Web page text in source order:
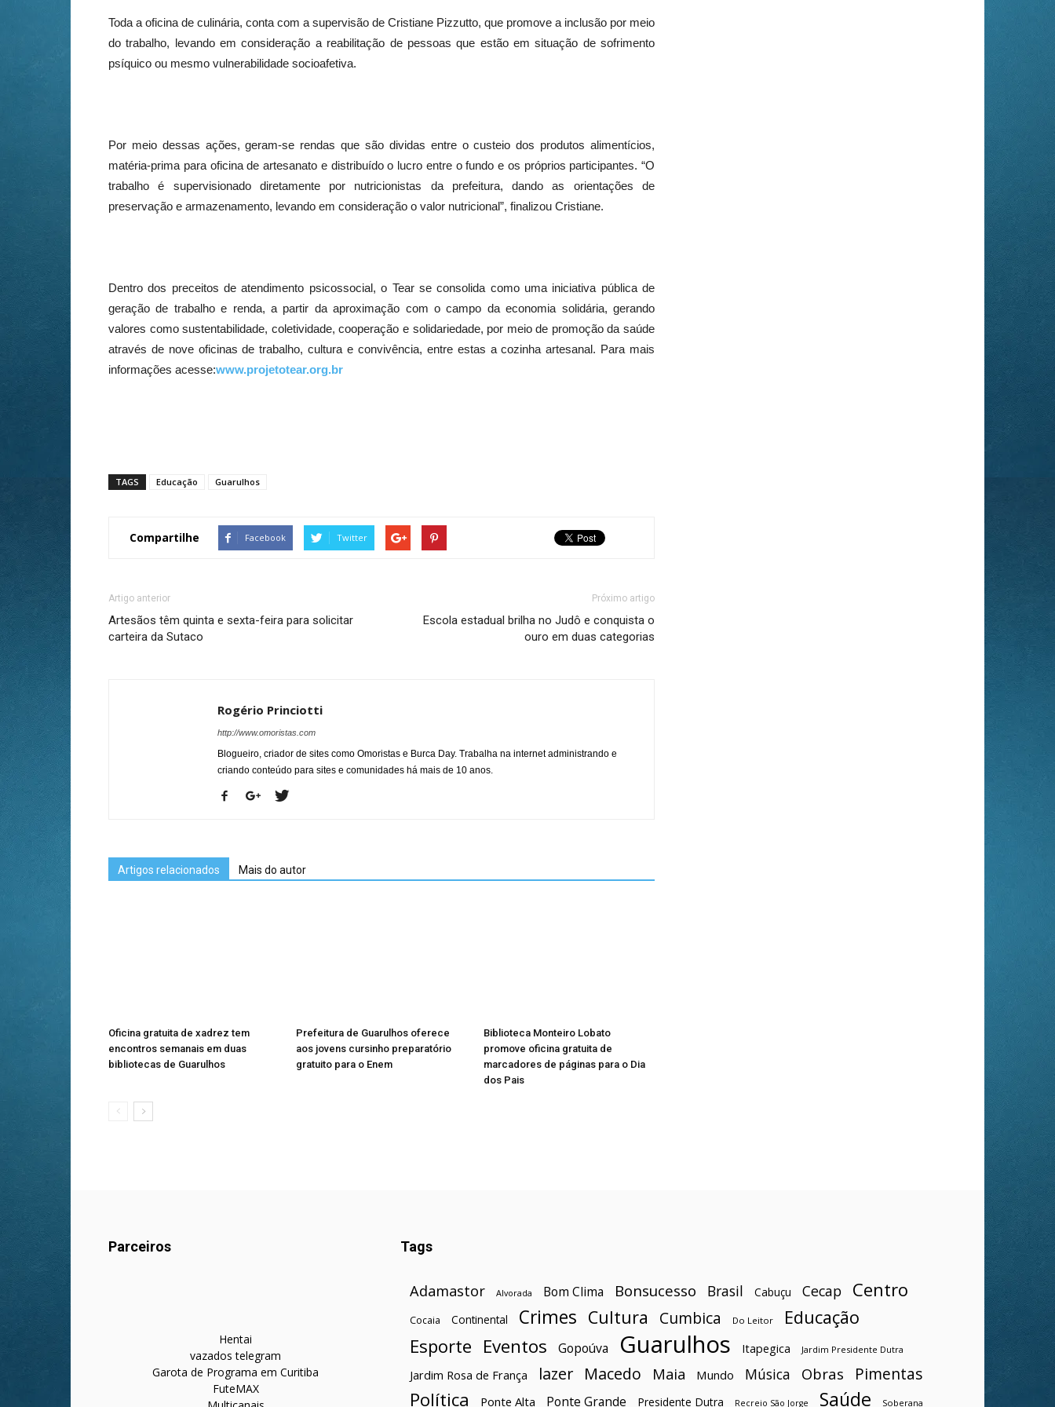
Toda a oficina de culinária, conta com a supervisão de Cristiane Pizzutto, que promove a inclusão por meio
do trabalho, levando em consideração a reabilitação de pessoas que estão em situação de sofrimento
psíquico ou mesmo vulnerabilidade socioafetiva.
Por meio dessas ações, geram-se rendas que são dividas entre o custeio dos produtos alimentícios,
matéria-prima para oficina de artesanato e distribuído o lucro entre o fundo e os próprios participantes. “O
trabalho é supervisionado diretamente por nutricionistas da prefeitura, dando as orientações de
preservação e armazenamento, levando em consideração o valor nutricional”, finalizou Cristiane.
Dentro dos preceitos de atendimento psicossocial, o Tear se consolida como uma iniciativa pública de
geração de trabalho e renda, a partir da aproximação com o campo da economia solidária, gerando
valores como sustentabilidade, coletividade, cooperação e solidariedade, por meio de promoção da saúde
através de nove oficinas de trabalho, cultura e convivência, entre estas a cozinha artesanal. Para mais
informações acesse:www.projetotear.org.br
TAGS Educação Guarulhos
Compartilhe Facebook Twitter
Artigo anterior
Artesãos têm quinta e sexta-feira para solicitar
carteira da Sutaco
Próximo artigo
Escola estadual brilha no Judô e conquista o
ouro em duas categorias
Rogério Princiotti
http://www.omoristas.com
Blogueiro, criador de sites como Omoristas e Burca Day. Trabalha na internet administrando e
criando conteúdo para sites e comunidades há mais de 10 anos.
Artigos relacionados Mais do autor
Oficina gratuita de xadrez tem
encontros semanais em duas
bibliotecas de Guarulhos
Prefeitura de Guarulhos oferece
aos jovens cursinho preparatório
gratuito para o Enem
Biblioteca Monteiro Lobato
promove oficina gratuita de
marcadores de páginas para o Dia
dos Pais
Parceiros
Hentai
vazados telegram
Garota de Programa em Curitiba
FuteMAX
Tags
Adamastor Alvorada Bom Clima Bonsucesso Brasil Cabuçu Cecap Centro
Cocaia Continental Crimes Cultura Cumbica Do Leitor Educação
Esporte Eventos Gopoúva Guarulhos Itapegica Jardim Presidente Dutra
Jardim Rosa de França lazer Macedo Maia Mundo Música Obras Pimentas
Política Ponte Alta Ponte Grande Presidente Dutra Recreio São Jorge Saúde Soberana